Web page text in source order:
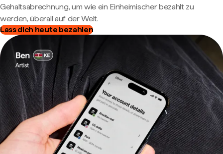
Gehaltsabrechnung, um wie ein Einheimischer bezahlt zu
werden, überall auf der Welt.
Lass dich heute bezahlen